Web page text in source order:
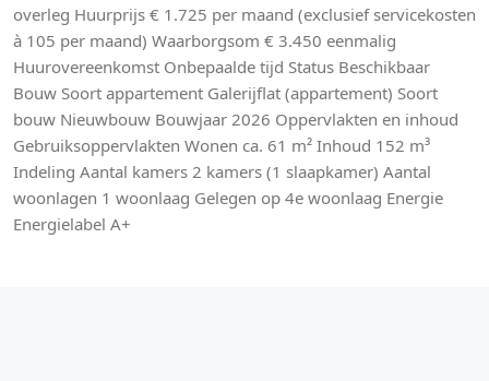
overleg Huurprijs € 1.725 per maand (exclusief servicekosten
à 105 per maand) Waarborgsom € 3.450 eenmalig
Huurovereenkomst Onbepaalde tijd Status Beschikbaar
Bouw Soort appartement Galerijflat (appartement) Soort
bouw Nieuwbouw Bouwjaar 2026 Oppervlakten en inhoud
Gebruiksoppervlakten Wonen ca. 61 m² Inhoud 152 m³
Indeling Aantal kamers 2 kamers (1 slaapkamer) Aantal
woonlagen 1 woonlaag Gelegen op 4e woonlaag Energie
Energielabel A+